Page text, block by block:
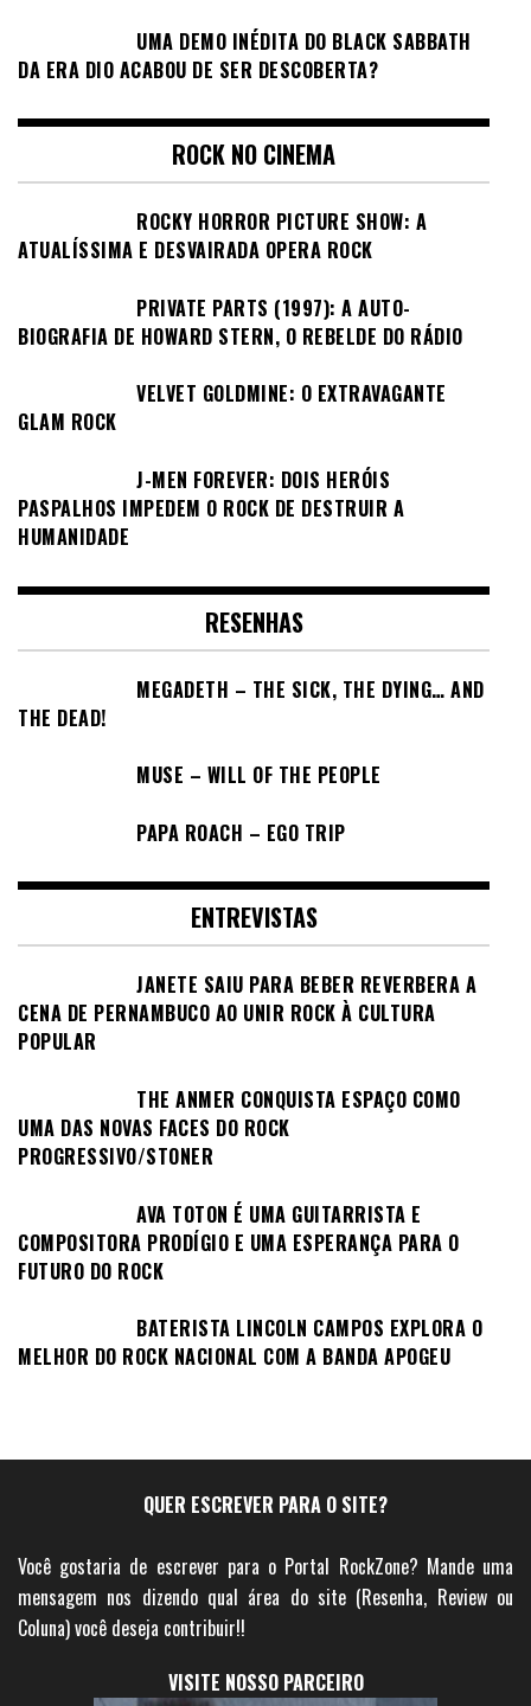
UMA DEMO INÉDITA DO BLACK SABBATH
DA ERA DIO ACABOU DE SER DESCOBERTA?
ROCK NO CINEMA
ROCKY HORROR PICTURE SHOW: A
ATUALÍSSIMA E DESVAIRADA OPERA ROCK
PRIVATE PARTS (1997): A AUTO-
BIOGRAFIA DE HOWARD STERN, O REBELDE DO RÁDIO
VELVET GOLDMINE: O EXTRAVAGANTE
GLAM ROCK
J-MEN FOREVER: DOIS HERÓIS
PASPALHOS IMPEDEM O ROCK DE DESTRUIR A
HUMANIDADE
RESENHAS
MEGADETH – THE SICK, THE DYING… AND
THE DEAD!
MUSE – WILL OF THE PEOPLE
PAPA ROACH – EGO TRIP
ENTREVISTAS
JANETE SAIU PARA BEBER REVERBERA A
CENA DE PERNAMBUCO AO UNIR ROCK À CULTURA
POPULAR
THE ANMER CONQUISTA ESPAÇO COMO
UMA DAS NOVAS FACES DO ROCK
PROGRESSIVO/STONER
AVA TOTON É UMA GUITARRISTA E
COMPOSITORA PRODÍGIO E UMA ESPERANÇA PARA O
FUTURO DO ROCK
BATERISTA LINCOLN CAMPOS EXPLORA O
MELHOR DO ROCK NACIONAL COM A BANDA APOGEU
QUER ESCREVER PARA O SITE?
Você gostaria de escrever para o Portal RockZone? Mande uma
mensagem nos dizendo qual área do site (Resenha, Review ou
Coluna) você deseja contribuir!!
VISITE NOSSO PARCEIRO